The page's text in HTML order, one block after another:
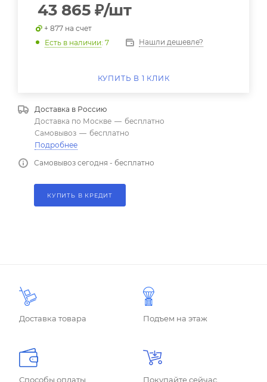
43 865 ₽/шт
+ 877 на счет
Есть в наличии: 7 Нашли дешевле?
КУПИТЬ В 1 КЛИК
Доставка в Россию
Доставка по Москве — бесплатно
Самовывоз — бесплатно
Подробнее
Самовывоз сегодня - бесплатно
КУПИТЬ В КРЕДИТ
Доставка товара Подъем на этаж
Способы оплаты
Покупайте сейчас,